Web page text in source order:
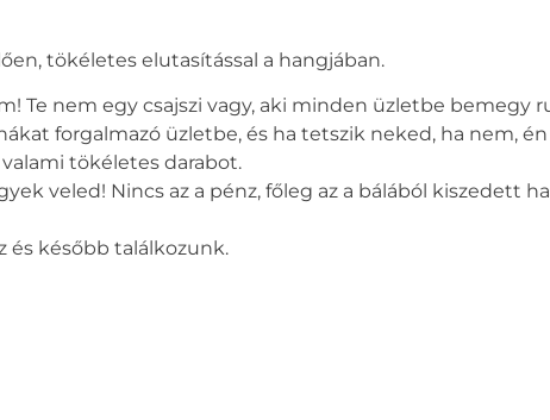
tökéletes elutasítással a hangjában.
Te nem egy csajszi vagy, aki minden üzletbe bemegy
forgalmazó üzletbe, és ha tetszik neked, ha nem,
tökéletes darabot.
veled! Nincs az a pénz, főleg az a bálából kiszedett
és később találkozunk.